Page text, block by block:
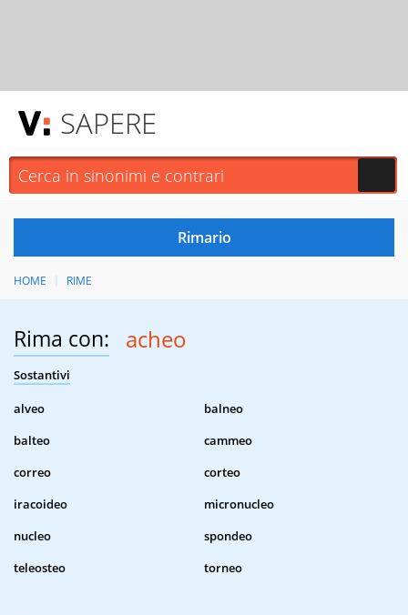
SAPERE
HOME RIME
Rima con: acheo
Sostantivi
alveo
balneo
balteo
cammeo
correo
corteo
iracoideo
micronucleo
nucleo
spondeo
teleosteo
torneo